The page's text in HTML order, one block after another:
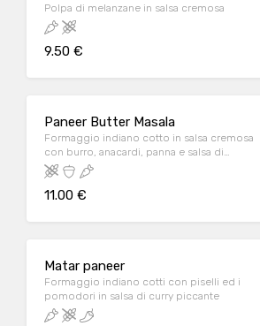
Polpa di melanzane in salsa cremosa
9.50 €
Paneer Butter Masala
Formaggio indiano cotto in salsa cremosa
con burro, anacardi, panna e salsa di
pomodoro
11.00 €
Matar paneer
Formaggio indiano cotti con piselli ed i
pomodori in salsa di curry piccante